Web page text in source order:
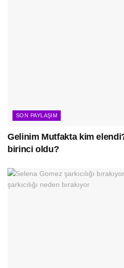
SON PAYLAŞIM
Gelinim Mutfakta kim
birinci oldu?